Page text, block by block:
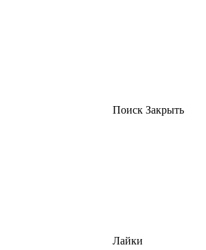
Поиск Закрыть
Лайки